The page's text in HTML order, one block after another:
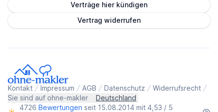
Verträge hier kündigen
Vertrag widerrufen
Kontakt Impressum AGB Datenschutz
Widerrufsrecht
Sie sind auf ohne-makler
Deutschland
4726 Bewertungen seit 15.08.2014 mit 4,53 / 5